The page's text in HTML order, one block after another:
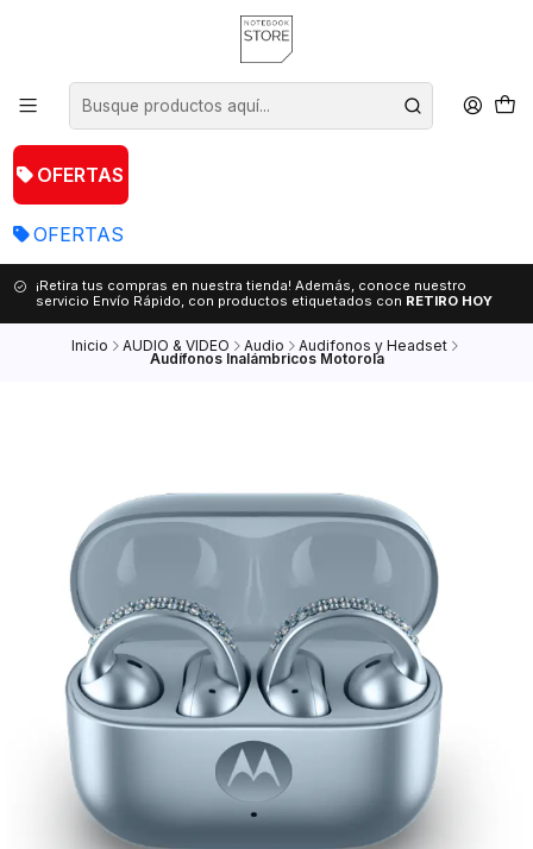
OFERTAS
OFERTAS
¡Retira tus compras en nuestra tienda! Además, conoce nuestro
servicio Envío Rápido, con productos etiquetados con RETIRO HOY
Inicio AUDIO & VIDEO Audio Audifonos y Headset
Audífonos Inalámbricos Motorola